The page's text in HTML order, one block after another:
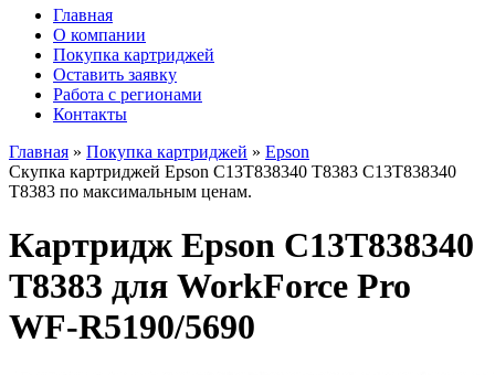
Главная
О компании
Покупка картриджей
Оставить заявку
Работа с регионами
Контакты
Главная » Покупка картриджей » Epson
Скупка картриджей Epson C13T838340 T8383 C13T838340
T8383 по максимальным ценам.
Картридж Epson C13T838340
T8383 для WorkForce Pro
WF-R5190/5690